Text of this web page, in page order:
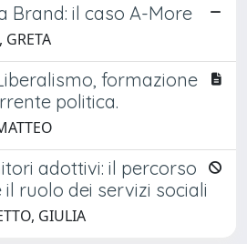
Brand: il caso A-More
formazione
politica.
adottivi: il percorso
ruolo dei servizi sociali
GIULIA